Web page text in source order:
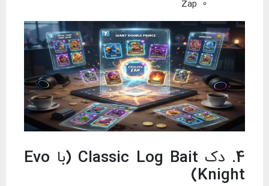
Zap
4. دک Classic Log Bait (با Evo
Knight)